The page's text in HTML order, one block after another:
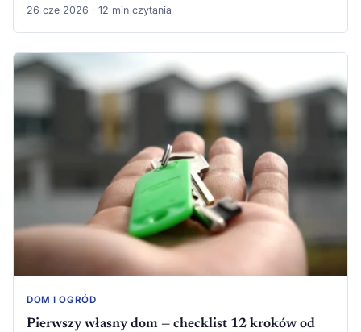
26 cze 2026 · 12 min czytania
DOM I OGRÓD
Pierwszy własny dom — checklist 12 kroków od